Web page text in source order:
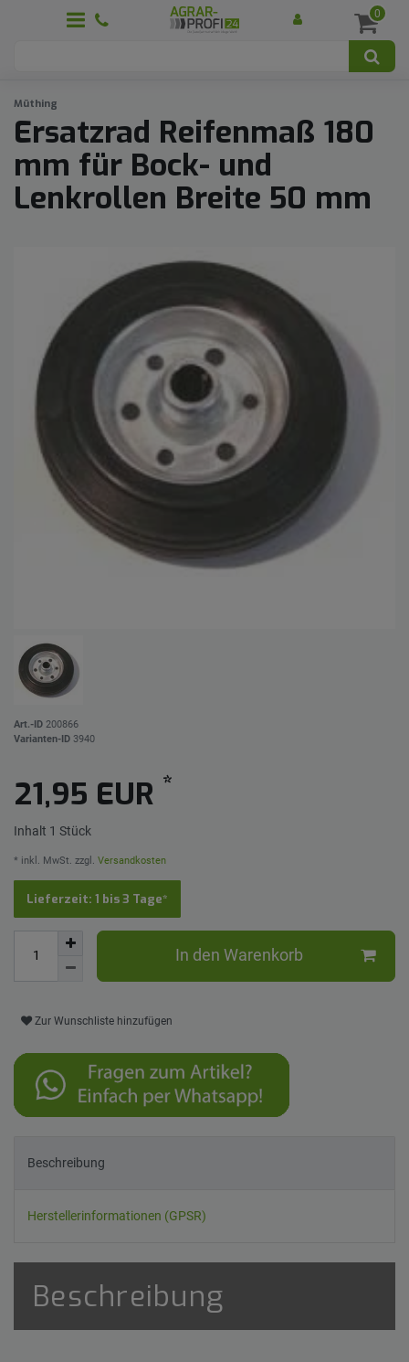
0
Müthing
Ersatzrad Reifenmaß 180
mm für Bock- und
Lenkrollen Breite 50 mm
Art.-ID 200866
Varianten-ID 3940
21,95 EUR *
Inhalt 1 Stück
* inkl. MwSt. zzgl. Versandkosten
Lieferzeit: 1 bis 3 Tage*
In den Warenkorb
Zur Wunschliste hinzufügen
Beschreibung
Herstellerinformationen (GPSR)
Beschreibung